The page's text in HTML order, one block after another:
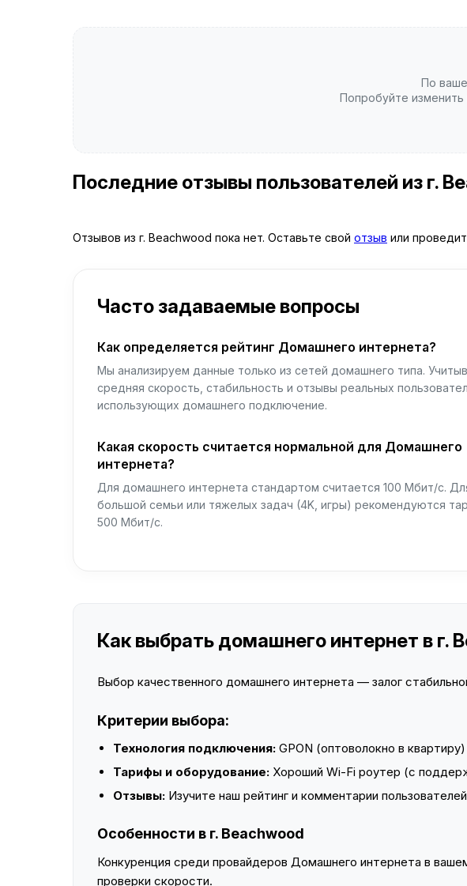
По
Попробуйте изменить
Последние отзывы пользователей из г.
Отзывов из г. Beachwood пока нет. Оставьте свой отзыв или
Часто задаваемые вопросы
Как определяется рейтинг Домашнего интернета?
Мы анализируем данные только из сетей домашнего типа.
средняя скорость, стабильность и отзывы реальных
использующих домашнего подключение.
Какая скорость считается нормальной для Домашнего
интернета?
Для домашнего интернета стандартом считается 100 Мбит/с.
большой семьи или тяжелых задач (4K, игры) рекомендуются
500 Мбит/с.
Как выбрать домашнего интернет в г.
Выбор качественного домашнего интернета — залог
Критерии выбора:
Технология подключения: GPON (оптоволокно в
Тарифы и оборудование: Хороший Wi-Fi роутер (с
Отзывы: Изучите наш рейтинг и комментарии
Особенности в г. Beachwood
Конкуренция среди провайдеров Домашнего интернета в
проверки скорости.